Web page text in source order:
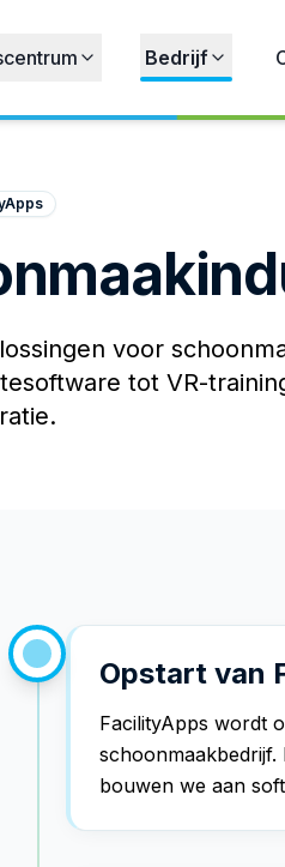
Bedrijf
voor
tot VR-
Opstart van
FacilityApps wordt
bouwen we aan